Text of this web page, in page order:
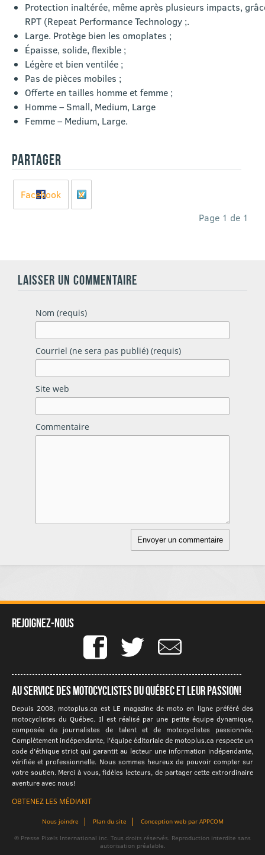
Protection inaltérée, même après plusieurs impacts,
RPT (Repeat Performance Technology ;.
Large. Protège bien les omoplates ;
Épaisse, solide, flexible ;
Légère et bien ventilée ;
Pas de pièces mobiles ;
Offerte en tailles homme et femme ;
Homme – Small, Medium, Large
Femme – Medium, Large.
PARTAGER
Facebook
X
Page 1 de 1
LAISSER UN COMMENTAIRE
Nom (requis)
Courriel (ne sera pas publié) (requis)
Site web
Commentaire
Rejoignez-nous
Au service des motocyclistes du québec et leur passion!
Depuis 2008, motoplus.ca est LE magazine de moto en ligne préféré des
motocyclistes du Québec. Il est réalisé par une petite équipe dynamique,
composée de journalistes de talent et de motocyclistes passionnés.
Complètement indépendante, l'équipe éditoriale de motoplus.ca respecte un
code d'éthique strict qui garantit au lecteur une information indépendante,
vérifiée et professionnelle. Nous sommes heureux de pouvoir compter sur
votre soutien. Merci à vous, fidèles lecteurs, de partager cette extrordinaire
aventure avec nous!
OBTENEZ LES MÉDIAKIT
Nous joindre Plan du site Conception web par APPCOM
© Presse Pixels International inc. Tous droits réservés. Reproduction interdite sans
autorisation préalable.